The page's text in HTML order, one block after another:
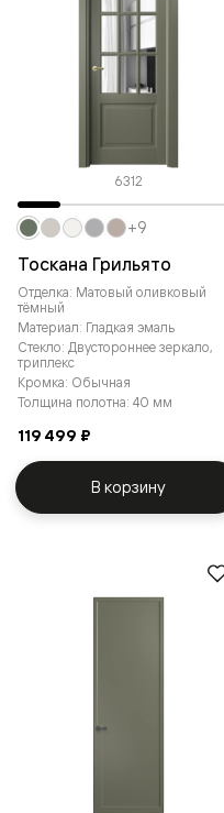
6312
Тоскана Грильято
Отделка: Матовый оливковый
тёмный
Материал: Гладкая эмаль
Стекло: Двустороннее зеркало,
триплекс
Кромка: Обычная
Толщина полотна: 40 мм
119 499 ₽
+9
В корзину